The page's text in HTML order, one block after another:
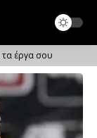
τα έργα σου